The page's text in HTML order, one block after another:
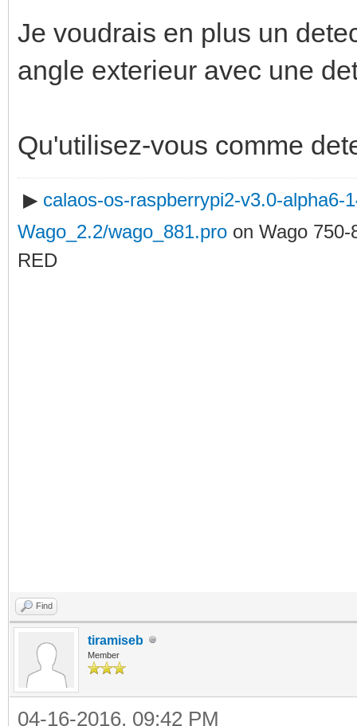
Je voudrais en plus un
angle exterieur avec une
Qu'utilisez-vous comme
▶ calaos-os-raspberrypi2-v3.0-alpha6-
Wago_2.2/wago_881.pro on Wago 750-
RED
Find
tiramiseb
Member
04-16-2016, 09:42 PM